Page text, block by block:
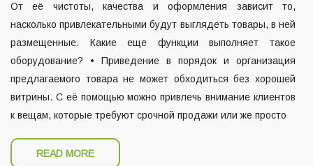
От её чистоты, качества и оформления зависит то,
насколько привлекательными будут выглядеть товары, в ней
размещенные. Какие еще функции выполняет такое
оборудование? • Приведение в порядок и организация
предлагаемого товара не может обходиться без хорошей
витрины. С её помощью можно привлечь внимание клиентов
к вещам, которые требуют срочной продажи или же просто
READ MORE